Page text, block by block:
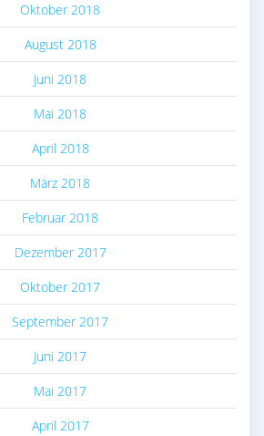
Oktober 2018
August 2018
Juni 2018
Mai 2018
April 2018
März 2018
Februar 2018
Dezember 2017
Oktober 2017
September 2017
Juni 2017
Mai 2017
April 2017